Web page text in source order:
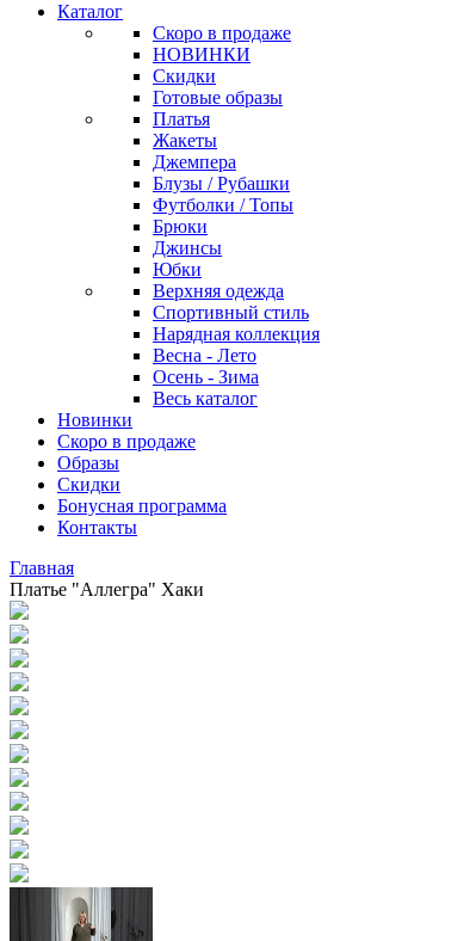
Каталог
Скоро в продаже
НОВИНКИ
Скидки
Готовые образы
Платья
Жакеты
Джемпера
Блузы / Рубашки
Футболки / Топы
Брюки
Джинсы
Юбки
Верхняя одежда
Спортивный стиль
Нарядная коллекция
Весна - Лето
Осень - Зима
Весь каталог
Новинки
Скоро в продаже
Образы
Скидки
Бонусная программа
Контакты
Главная
Платье "Аллегра" Хаки